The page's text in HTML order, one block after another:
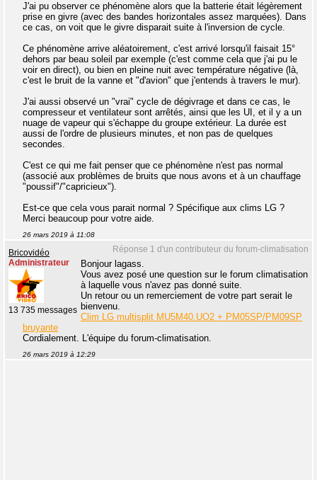
J'ai pu observer ce phénomène alors que la batterie était légèrement
prise en givre (avec des bandes horizontales assez marquées). Dans
ce cas, on voit que le givre disparait suite à l'inversion de cycle.
Ce phénomène arrive aléatoirement, c'est arrivé lorsqu'il faisait 15°
dehors par beau soleil par exemple (c'est comme cela que j'ai pu le
voir en direct), ou bien en pleine nuit avec température négative (là,
c'est le bruit de la vanne et "d'avion" que j'entends à travers le mur).
J'ai aussi observé un "vrai" cycle de dégivrage et dans ce cas, le
compresseur et ventilateur sont arrêtés, ainsi que les UI, et il y a un
nuage de vapeur qui s'échappe du groupe extérieur. La durée est
aussi de l'ordre de plusieurs minutes, et non pas de quelques
secondes.
C'est ce qui me fait penser que ce phénomène n'est pas normal
(associé aux problèmes de bruits que nous avons et à un chauffage
"poussif"/"capricieux").
Est-ce que cela vous parait normal ? Spécifique aux clims LG ?
Merci beaucoup pour votre aide.
26 mars 2019 à 11:08
Réponse 1 d'un contributeur du forum-climatisation
Bricovidéo
Administrateur
13 735 messages
Bonjour lagass.
Vous avez posé une question sur le forum climatisation
à laquelle vous n'avez pas donné suite.
Un retour ou un remerciement de votre part serait le
bienvenu.
Clim LG multisplit MU5M40.UO2 + PM05SP/PM09SP
bruyante
Cordialement. L'équipe du forum-climatisation.
26 mars 2019 à 12:29